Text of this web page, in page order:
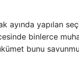
ayında yapılan
binlerce
bunu